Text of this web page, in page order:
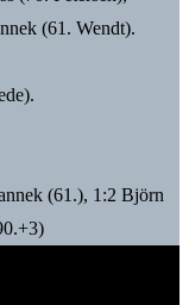
(61. Wendt).
(61.), 1:2 Björn